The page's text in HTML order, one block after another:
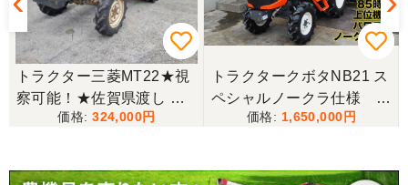
際しては、ご配慮頂き誠にありがとうございまし
た。本当に助かりました。
岐阜県／バインダー
急なお願いにも対応ありがとうございました。 あり
がとうございました。 親切に対応していただきまし
トラクター三菱MT22★視
察可能！★佐賀県渡し 三
菱 トラクター MT22 22馬
324,000
トラクタークボタNB21 ス
ペシャルノークラ仕様 上
位機種
1,650,000